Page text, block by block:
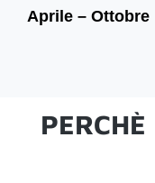
Aprile – Ottobre
PERCHÈ